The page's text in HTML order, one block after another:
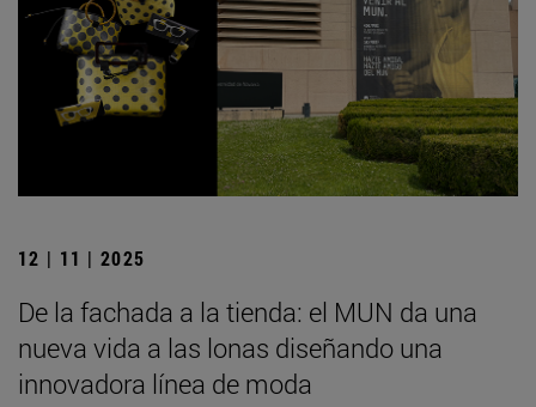
12 | 11 | 2025
De la fachada a la tienda: el MUN da una
nueva vida a las lonas diseñando una
innovadora línea de moda